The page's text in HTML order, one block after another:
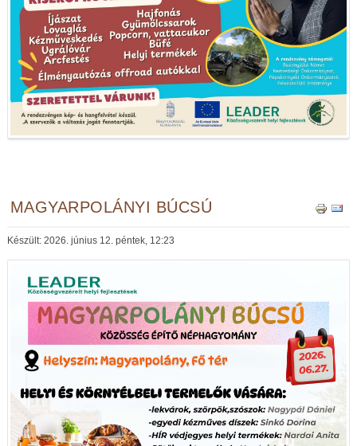
MAGYARPOLÁNYI BÚCSÚ
Készült: 2026. június 12. péntek, 12:23